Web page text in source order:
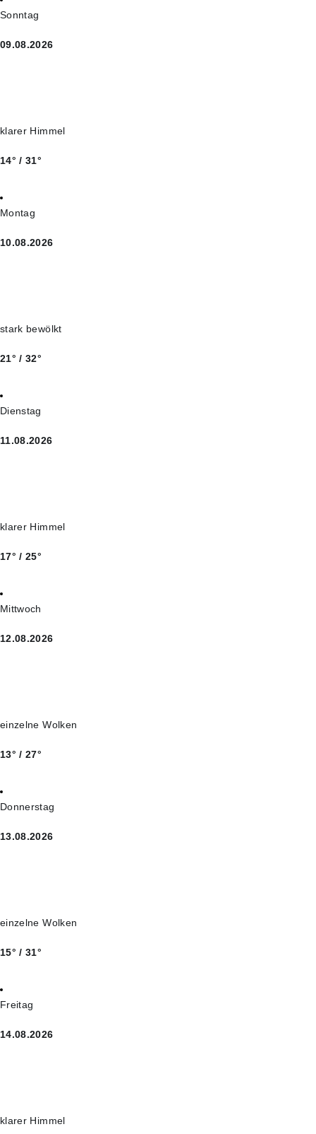
Sonntag
09.08.2026
klarer Himmel
14° / 31°
Montag
10.08.2026
stark bewölkt
21° / 32°
Dienstag
11.08.2026
klarer Himmel
17° / 25°
Mittwoch
12.08.2026
einzelne Wolken
13° / 27°
Donnerstag
13.08.2026
einzelne Wolken
15° / 31°
Freitag
14.08.2026
klarer Himmel